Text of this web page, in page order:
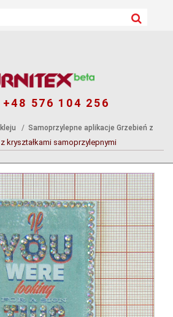
+48 576 104 256
Samoprzylepne aplikacje Grzebień z
kryształkami samoprzylepnymi